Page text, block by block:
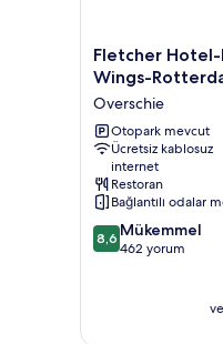
Fletcher
Hotel-
Restaurant
Wings-
Rotterdam
Overschie
Fletcher
Wings-
Overschie
Otopark mevcut
Ücretsiz kablosuz
internet
Restoran
Bağlantılı odalar
10
üzerinden
8,6 Mükemmel
462 yorum